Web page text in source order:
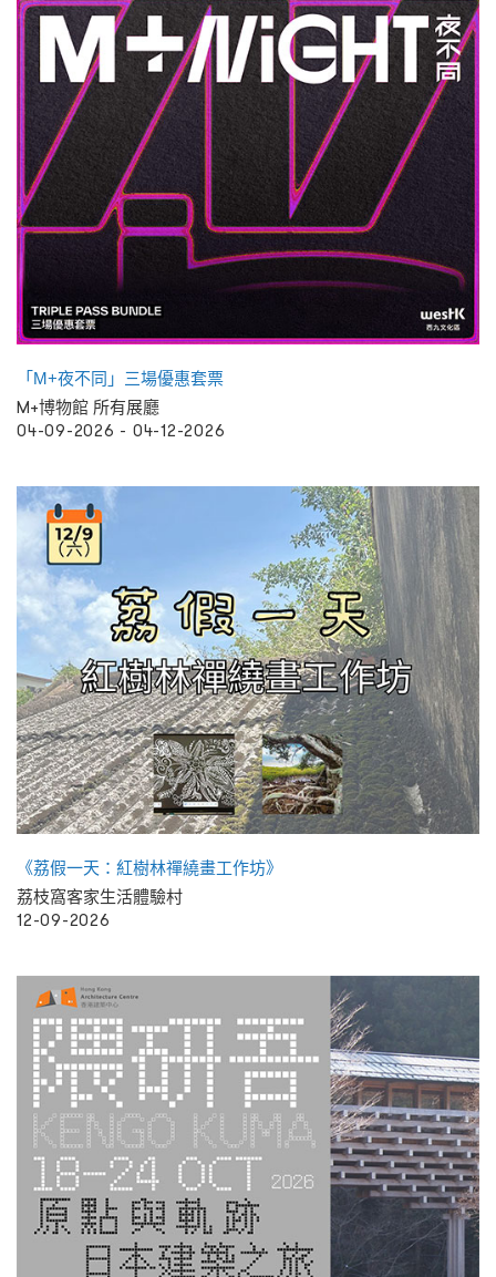
「M+夜不同」三場優惠套票
M+博物館 所有展廳
04-09-2026 - 04-12-2026
《荔假一天：紅樹林禪繞畫工作坊》
荔枝窩客家生活體驗村
12-09-2026